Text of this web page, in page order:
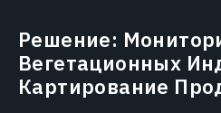
Решение:
Вегетационных
Картирование